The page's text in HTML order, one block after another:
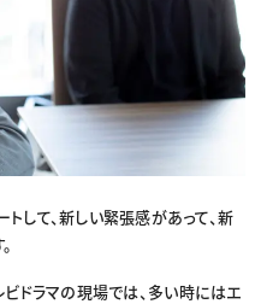
して、新しい緊張感があって、新
ドラマの現場では、多い時にはエ